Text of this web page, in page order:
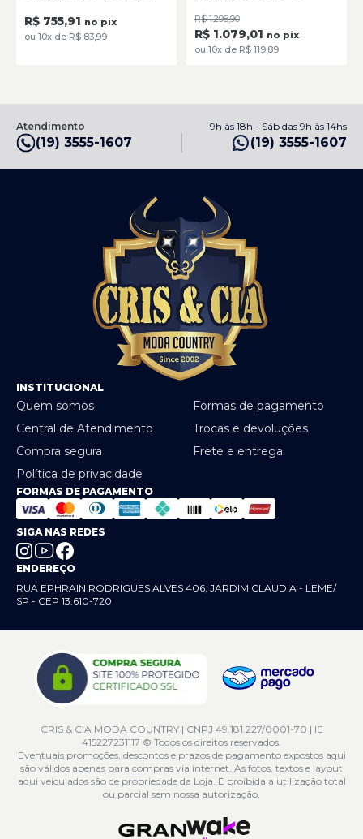
R$ 755,91 no pix
ou 10x de R$ 83,99
R$ 1.298,90
R$ 1.079,01 no pix
ou 10x de R$ 119,89
Atendimento 9h às 18h - Sáb das 9h às 14hs
(19) 3555-1607 (19) 3555-1607
INSTITUCIONAL
Quem somos
Formas de pagamento
Central de Atendimento
Trocas e devoluções
Compra segura
Frete e entrega
Política de privacidade
FORMAS DE PAGAMENTO
SIGA NAS REDES
ENDEREÇO
RUA EPHRAIN RODRIGUES ALVES 406, JARDIM CLAUDIA - LEME/
SP - CEP 13.610-720
CRIS & CIA MODA COUNTRY | CNPJ 49.181.227/0001-70 | IE
415227231117 © Todos os direitos reservados.
Eventuais promoções, descontos e prazos de pagamento expostos aqui
são válidos apenas para compras via internet. As fotos, textos e layout
aqui veiculados são de propriedade da Loja. É proibida a utilização total
ou parcial sem nossa autorização.